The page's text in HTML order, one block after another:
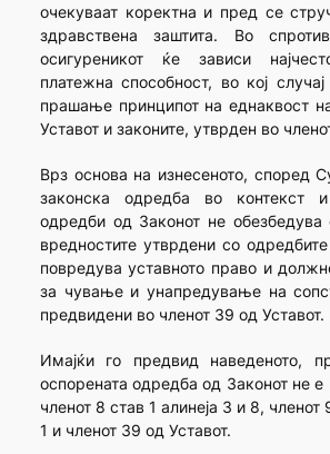
очекуваат коректна и пред се
здравствена заштита. Во
осигуреникот ќе зависи
платежна способност, во кој
прашање принципот на еднаквост
Уставот и законите, утврден во
Врз основа на изнесеното, според
законска одредба во контекст
одредби од Законот не
вредностите утврдени со
повредува уставното право и
за чување и унапредување на
предвидени во членот 39 од Уставот.
Имајќи го предвид наведеното,
оспорената одредба од Законот не е
членот 8 став 1 алинеја 3 и 8, членот
1 и членот 39 од Уставот.